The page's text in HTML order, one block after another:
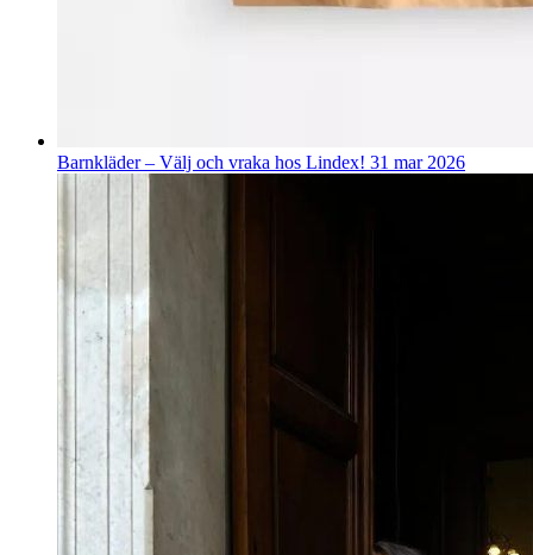
Barnkläder – Välj och vraka hos Lindex! 31 mar 2026